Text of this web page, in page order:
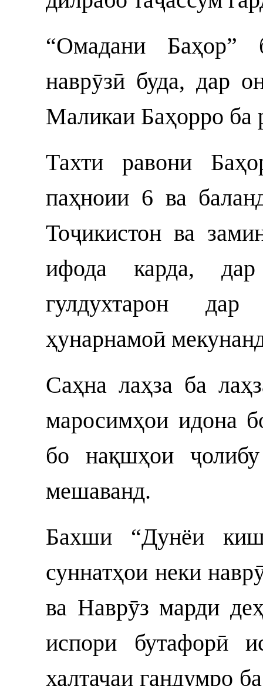
“Омадани Баҳор”
наврӯзӣ буда, дар
Маликаи Баҳорро ба
Тахти равони
паҳноии 6 ва
Тоҷикистон ва
ифода карда,
гулдухтарон
ҳунарнамоӣ
Саҳна лаҳза ба
маросимҳои идона
бо нақшҳои
мешаванд.
Бахши “Дунёи
суннатҳои неки
ва Наврӯз марди
испори бутафорӣ
халтачаи гандумро